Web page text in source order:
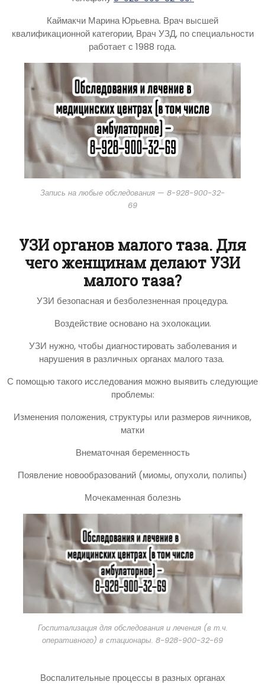
Каймакчи Марина Юрьевна. Врач высшей
квалификационной категории, Врач УЗД, по специальности
работает с 1988 года.
Запись на любые обследования — 8-928-900-32-
69
УЗИ органов малого таза. Для
чего женщинам делают УЗИ
малого таза?
УЗИ безопасная и безболезненная процедура.
Воздействие основано на эхолокации.
УЗИ нужно, чтобы диагностировать заболевания и
нарушения в различных органах малого таза.
С помощью такого исследования можно выявить следующие
проблемы:
Изменения положения, структуры или размеров яичников,
матки
Внематочная беременность
Появление новообразований (миомы, опухоли, полипы)
Мочекаменная болезнь
Госпитализация для обследования и лечения (в т.ч.
оперативного) в стационары. 8-928-900-32-69
Воспалительные процессы в разных органах